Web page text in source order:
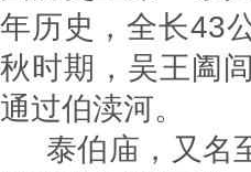
年历史，全长43
秋时期，吴王阖
通过伯渎河。
泰伯庙，又名